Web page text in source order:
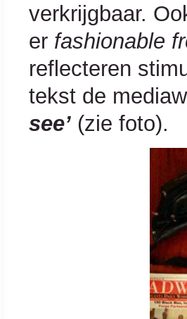
verkrijgbaar.
er fashionable
reflecteren
tekst de
see’ (zie foto).